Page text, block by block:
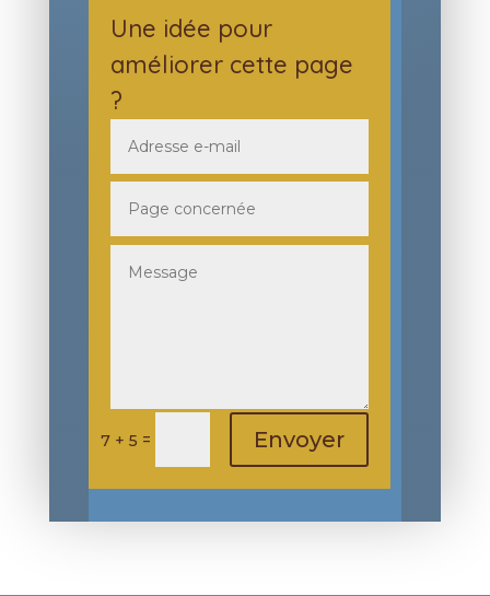
Une idée pour
améliorer cette page
?
7 + 5 = Envoyer